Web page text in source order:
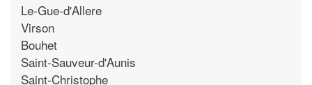
Le-Gue-d'Allere
Virson
Bouhet
Saint-Sauveur-d'Aunis
Saint-Christophe